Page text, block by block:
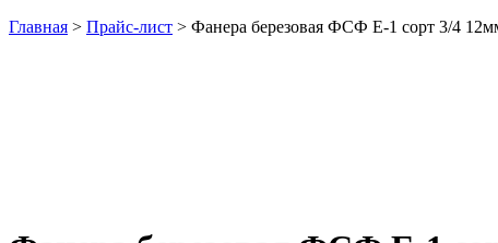
Главная > Прайс-лист > Фанера березовая ФСФ Е-1 сорт 3/4